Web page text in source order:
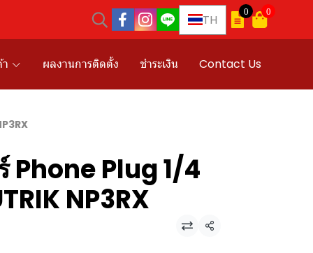
TH
0 0
ผลงานการติดตั้ง ชำระเงิน Contact Us
Phone Plug 1/4
NP3RX
แชร์